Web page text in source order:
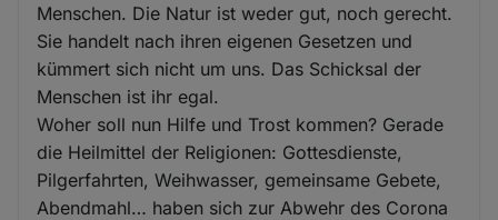
Menschen. Die Natur ist weder gut, noch gerecht.
Sie handelt nach ihren eigenen Gesetzen und
kümmert sich nicht um uns. Das Schicksal der
Menschen ist ihr egal.
Woher soll nun Hilfe und Trost kommen? Gerade
die Heilmittel der Religionen: Gottesdienste,
Pilgerfahrten, Weihwasser, gemeinsame Gebete,
Abendmahl… haben sich zur Abwehr des Corona